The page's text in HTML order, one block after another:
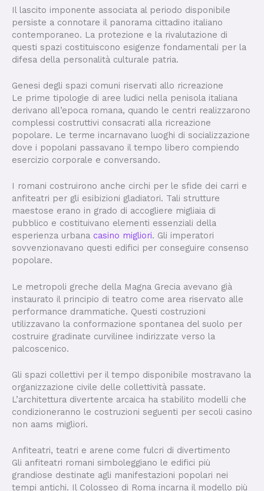
Il lascito imponente associata al periodo disponibile
persiste a connotare il panorama cittadino italiano
contemporaneo. La protezione e la rivalutazione di
questi spazi costituiscono esigenze fondamentali per la
difesa della personalità culturale patria.
Genesi degli spazi comuni riservati allo ricreazione
Le prime tipologie di aree ludici nella penisola italiana
derivano all’epoca romana, quando le centri realizzarono
complessi costruttivi consacrati alla ricreazione
popolare. Le terme incarnavano luoghi di socializzazione
dove i popolani passavano il tempo libero compiendo
esercizio corporale e conversando.
I romani costruirono anche circhi per le sfide dei carri e
anfiteatri per gli esibizioni gladiatori. Tali strutture
maestose erano in grado di accogliere migliaia di
pubblico e costituivano elementi essenziali della
esperienza urbana casino migliori. Gli imperatori
sovvenzionavano questi edifici per conseguire consenso
popolare.
Le metropoli greche della Magna Grecia avevano già
instaurato il principio di teatro come area riservato alle
performance drammatiche. Questi costruzioni
utilizzavano la conformazione spontanea del suolo per
costruire gradinate curvilinee indirizzate verso la
palcoscenico.
Gli spazi collettivi per il tempo disponibile mostravano la
organizzazione civile delle collettività passate.
L’architettura divertente arcaica ha stabilito modelli che
condizioneranno le costruzioni seguenti per secoli casino
non aams migliori.
Anfiteatri, teatri e arene come fulcri di divertimento
Gli anfiteatri romani simboleggiano le edifici più
grandiose destinate agli manifestazioni popolari nei
tempi antichi. Il Colosseo di Roma incarna il modello più